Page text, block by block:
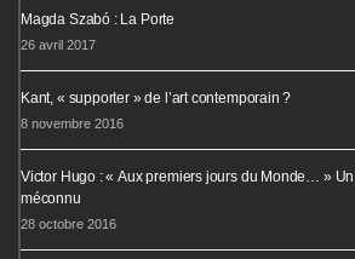
Magda Szabó : La Porte
26 avril 2017
Kant, « supporter » de l’art contemporain ?
8 novembre 2016
Victor Hugo : « Aux premiers jours du Monde… »
méconnu
28 octobre 2016